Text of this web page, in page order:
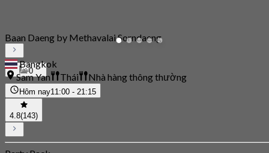
0
Baan Daeng by Methavalai Sorndaeng
Bangkok
Sam Yan
Thái Nhà hàng thông thường
Hôm nay11:00 - 21:15
4.8(143)